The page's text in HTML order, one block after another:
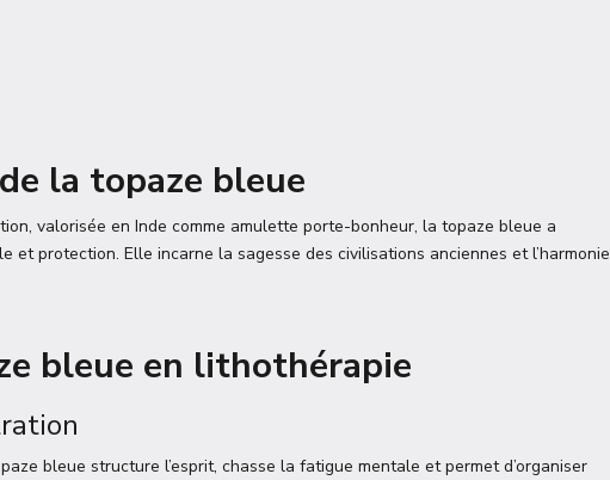
la topaze bleue
valorisée en Inde comme amulette porte-bonheur, la topaze bleue a
protection. Elle incarne la sagesse des civilisations anciennes et l’harmonie
bleue en lithothérapie
bleue structure l’esprit, chasse la fatigue mentale et permet d’organiser